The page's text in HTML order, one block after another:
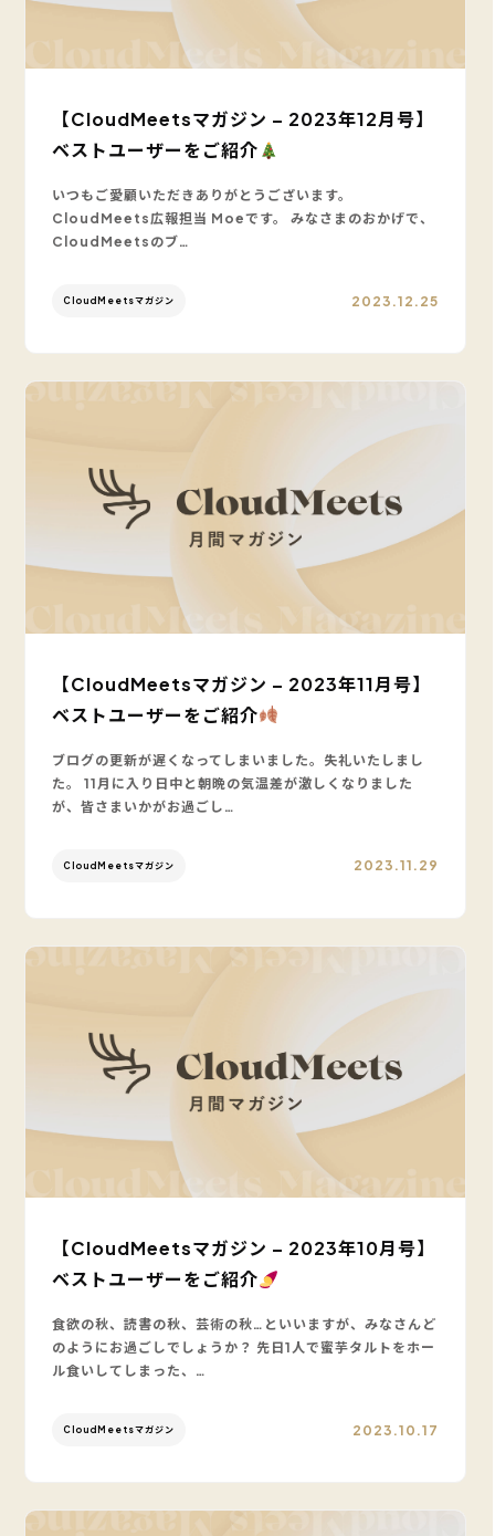
【CloudMeetsマガジン – 2023年12月号】
ベストユーザーをご紹介
いつもご愛顧いただきありがとうございます。
CloudMeets広報担当 Moeです。 みなさまのおかげで、
CloudMeetsのブ…
CloudMeetsマガジン 2023.12.25
【CloudMeetsマガジン – 2023年11月号】
ベストユーザーをご紹介
ブログの更新が遅くなってしまいました。失礼いたしまし
た。 11月に入り日中と朝晩の気温差が激しくなりました
が、皆さまいかがお過ごし…
CloudMeetsマガジン 2023.11.29
【CloudMeetsマガジン – 2023年10月号】
ベストユーザーをご紹介
食欲の秋、読書の秋、芸術の秋…といいますが、みなさんど
のようにお過ごしでしょうか？ 先日1人で蜜芋タルトをホー
ル食いしてしまった、…
CloudMeetsマガジン 2023.10.17